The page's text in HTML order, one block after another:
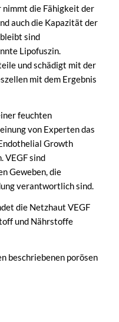
die Fähigkeit der
auch die Kapazität der
sind
Lipofuszin.
und schädigt mit der
mit dem Ergebnis
feuchten
von Experten das
Growth
VEGF sind
Geweben, die
verantwortlich sind.
die Netzhaut VEGF
und Nährstoffe
beschriebenen porösen